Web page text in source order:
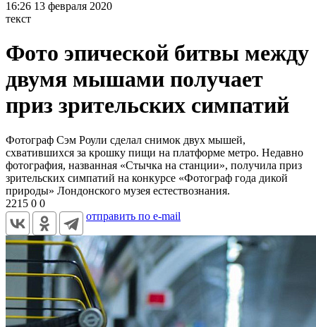
16:26 13 февраля 2020
текст
Фото эпической битвы между
двумя мышами получает
приз зрительских симпатий
Фотограф Сэм Роули сделал снимок двух мышей,
схватившихся за крошку пищи на платформе метро. Недавно
фотография, названная «Стычка на станции», получила приз
зрительских симпатий на конкурсе «Фотограф года дикой
природы» Лондонского музея естествознания.
2215 0 0
отправить по e-mail